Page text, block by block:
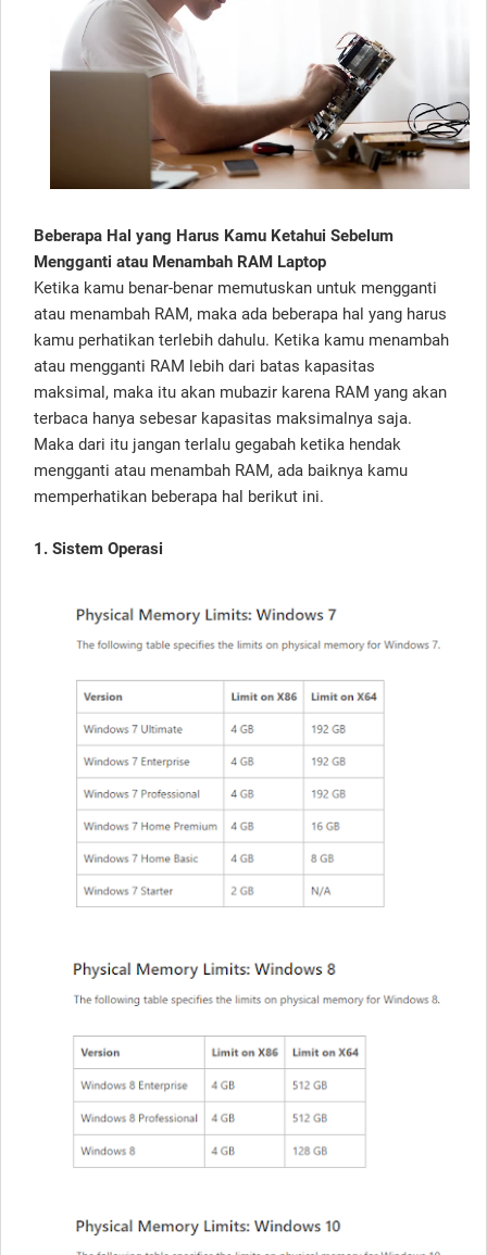
Beberapa Hal yang Harus Kamu Ketahui Sebelum
Mengganti atau Menambah RAM Laptop
Ketika kamu benar-benar memutuskan untuk mengganti
atau menambah RAM, maka ada beberapa hal yang harus
kamu perhatikan terlebih dahulu. Ketika kamu menambah
atau mengganti RAM lebih dari batas kapasitas
maksimal, maka itu akan mubazir karena RAM yang akan
terbaca hanya sebesar kapasitas maksimalnya saja.
Maka dari itu jangan terlalu gegabah ketika hendak
mengganti atau menambah RAM, ada baiknya kamu
memperhatikan beberapa hal berikut ini.
1. Sistem Operasi